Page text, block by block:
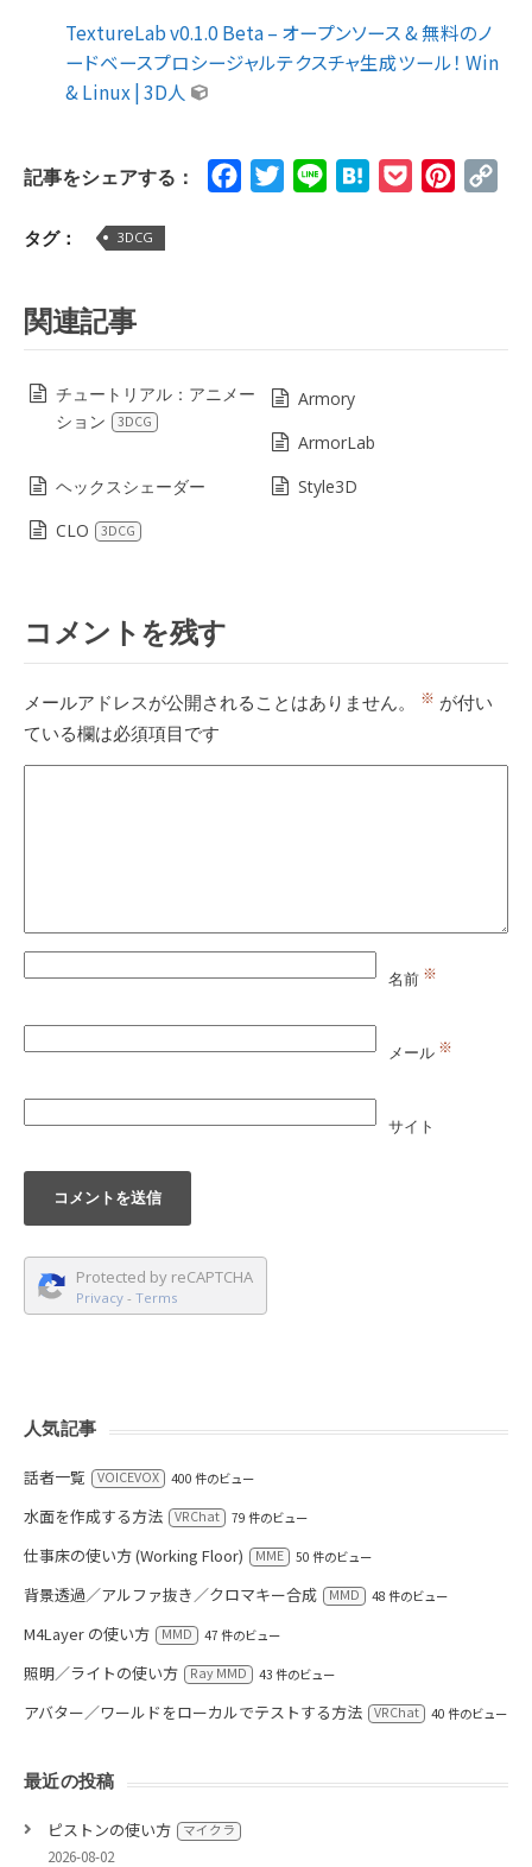
TextureLab v0.1.0 Beta – オープンソース & 無料のノ
ードベースプロシージャルテクスチャ生成ツール！ Win
& Linux | 3D人
記事をシェアする： FacebookTwitterLine HatenaPocket
タグ： 3DCG
関連記事
チュートリアル：アニメー
ション
3DCG
Armory
ArmorLab
ヘックスシェーダー
Style3D
CLO
3DCG
コメントを残す
メールアドレスが公開されることはありません。 ※ が付い
ている欄は必須項目です
名前 ※
メール ※
サイト
Protected by reCAPTCHA
Privacy - Terms
人気記事
話者一覧 VOICEVOX 400 件のビュー
水面を作成する方法 VRChat 79 件のビュー
仕事床の使い方 (Working Floor) MME 50 件のビュー
背景透過／アルファ抜き／クロマキー合成 MMD 48 件のビュー
M4Layer の使い方 MMD 47 件のビュー
照明／ライトの使い方 Ray MMD 43 件のビュー
アバター／ワールドをローカルでテストする方法 VRChat 40 件のビュー
最近の投稿
ピストンの使い方 マイクラ
2026-08-02